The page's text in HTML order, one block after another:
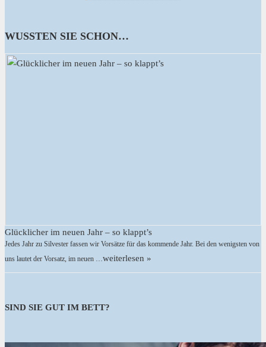
WUSSTEN SIE SCHON…
Glücklicher im neuen Jahr – so klappt’s
Jedes Jahr zu Silvester fassen wir Vorsätze für das kommende Jahr. Bei den wenigsten von
uns lautet der Vorsatz, im neuen …weiterlesen »
SIND SIE GUT IM BETT?